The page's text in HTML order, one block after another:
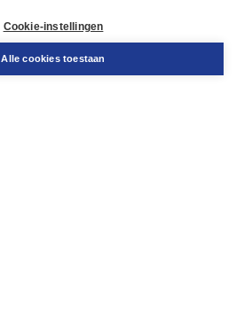
Cookie-instellingen
Alle cookies toestaan